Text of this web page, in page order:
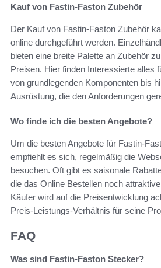
Kauf von Fastin-Faston Zubehör
Der Kauf von Fastin-Faston Zubehör
online durchgeführt werden.
bieten eine breite Palette an Zubehör
Preisen. Hier finden Interessierte alles
von grundlegenden Komponenten bis
Ausrüstung, die den Anforderungen
Wo finde ich die besten Angebote?
Um die besten Angebote für Fastin-
empfiehlt es sich, regelmäßig die
besuchen. Oft gibt es saisonale
die das Online Bestellen noch
Käufer wird auf die Preisentwicklung
Preis-Leistungs-Verhältnis für seine
FAQ
Was sind Fastin-Faston Stecker?